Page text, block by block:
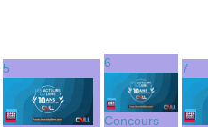
5 6
Concours
7